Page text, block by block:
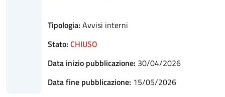
Tipologia: Avvisi interni
Stato: CHIUSO
Data inizio pubblicazione: 30/04/2026
Data fine pubblicazione: 15/05/2026